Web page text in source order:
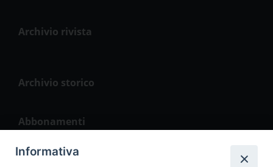
Archivio rivista
Archivio storico
Abbonamenti
Informativa